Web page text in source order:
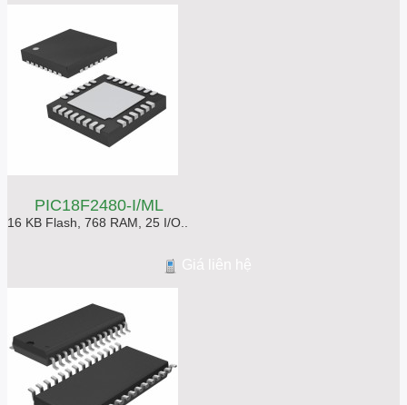
PIC18F2480-I/ML
16 KB Flash, 768 RAM, 25 I/O..
Giá liên hệ